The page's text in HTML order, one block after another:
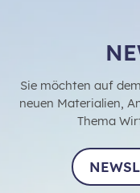
Sie möchten auf
neuen Materialien,
Thema